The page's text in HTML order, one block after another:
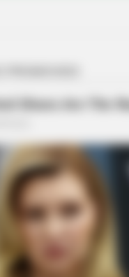
'The Office'